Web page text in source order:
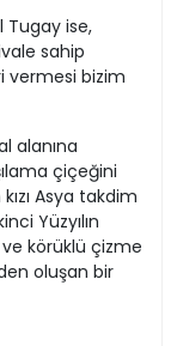
Tugay ise,
sahip
vermesi bizim
alanına
çiçeğini
Asya takdim
Yüzyılın
ve körüklü çizme
oluşan bir